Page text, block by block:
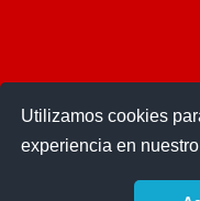
Utilizamos cookies
experiencia en